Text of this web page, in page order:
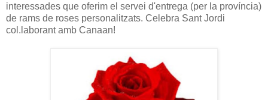
interessades que oferim el servei d'entrega (per la província)
de rams de roses personalitzats. Celebra Sant Jordi
col.laborant amb Canaan!